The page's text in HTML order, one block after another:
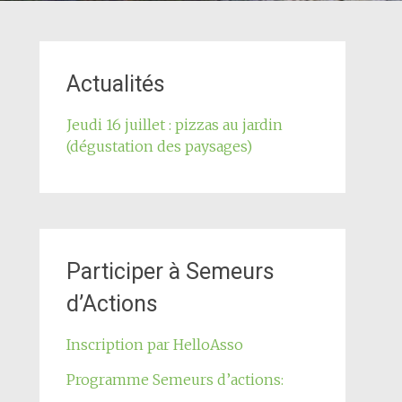
Actualités
Jeudi 16 juillet : pizzas au jardin
(dégustation des paysages)
Participer à Semeurs
d’Actions
Inscription par HelloAsso
Programme Semeurs d’actions: